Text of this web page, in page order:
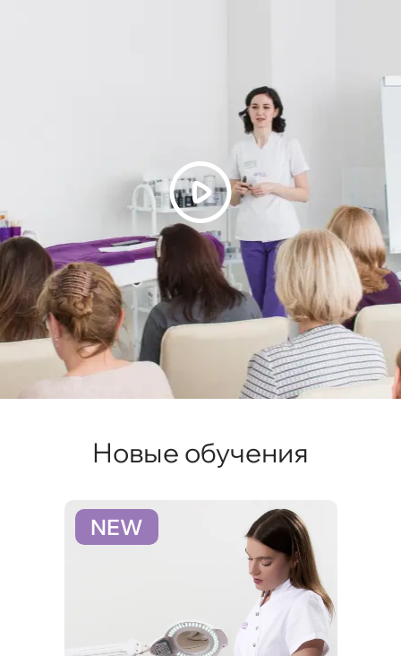
Новые обучения
NEW